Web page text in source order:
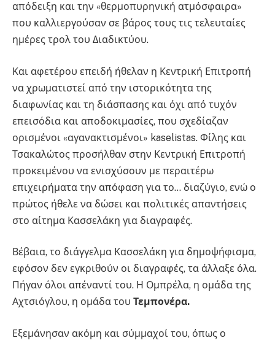
απόδειξη και την «θερμοπυρηνική ατμόσφαιρα»
που καλλιεργούσαν σε βάρος τους τις τελευταίες
ημέρες τρολ του Διαδικτύου.
Και αφετέρου επειδή ήθελαν η Κεντρική Επιτροπή
να χρωματιστεί από την ιστορικότητα της
διαφωνίας και τη διάσπασης και όχι από τυχόν
επεισόδια και αποδοκιμασίες, που σχεδίαζαν
ορισμένοι «αγανακτισμένοι» kaselistas. Φίλης και
Τσακαλώτος προσήλθαν στην Κεντρική Επιτροπή
προκειμένου να ενισχύσουν με περαιτέρω
επιχειρήματα την απόφαση για το… διαζύγιο, ενώ ο
πρώτος ήθελε να δώσει και πολιτικές απαντήσεις
στο αίτημα Κασσελάκη για διαγραφές.
Βέβαια, το διάγγελμα Κασσελάκη για δημοψήφισμα,
εφόσον δεν εγκριθούν οι διαγραφές, τα άλλαξε όλα.
Πήγαν όλοι απέναντί του. Η Ομπρέλα, η ομάδα της
Αχτσιόγλου, η ομάδα του Τεμπονέρα.
Εξεμάνησαν ακόμη και σύμμαχοί του, όπως ο